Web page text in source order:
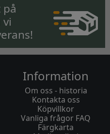
Information
Om oss - historia
Kontakta oss
Köpvillkor
Vanliga frågor FAQ
Färgkarta